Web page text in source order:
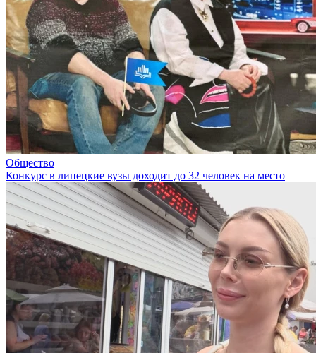
Общество
Конкурс в липецкие вузы доходит до 32 человек на место